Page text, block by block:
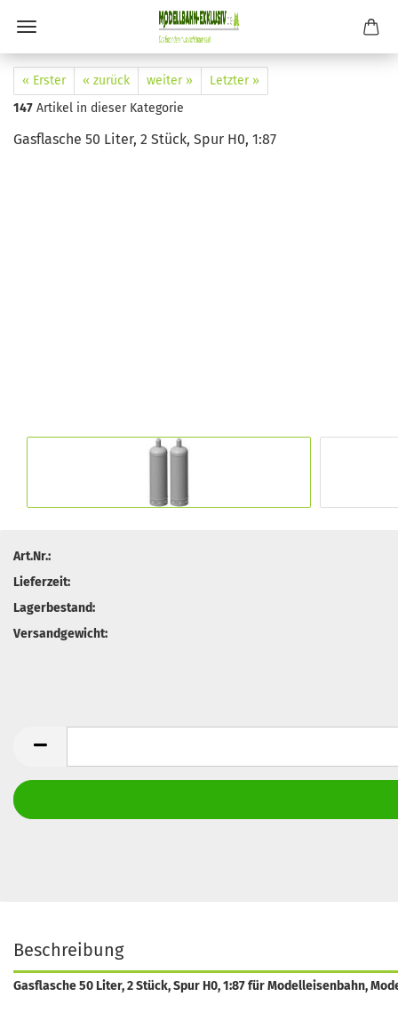
« Erster « zurück weiter »
Letzter »
147 Artikel in dieser Kategorie
Gasflasche 50 Liter, 2 Stück, Spur H0, 1:87
Art.Nr.:
Lieferzeit:
Lagerbestand:
Versandgewicht:
Beschreibung
Gasflasche 50 Liter, 2 Stück, Spur H0, 1:87 für Modelleisenbahn,